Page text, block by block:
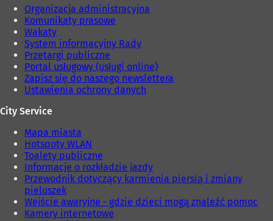
Organizacja administracyjna
Komunikaty prasowe
Wakaty
System informacyjny Rady
Przetargi publiczne
Portal usługowy (usługi online)
Zapisz się do naszego newslettera
Ustawienia ochrony danych
City Service
Mapa miasta
Hotspoty WLAN
Toalety publiczne
Informacje o rozkładzie jazdy
Przewodnik dotyczący karmienia piersią i zmiany
pieluszek
Wejście awaryjne - gdzie dzieci mogą znaleźć pomoc
Kamery internetowe